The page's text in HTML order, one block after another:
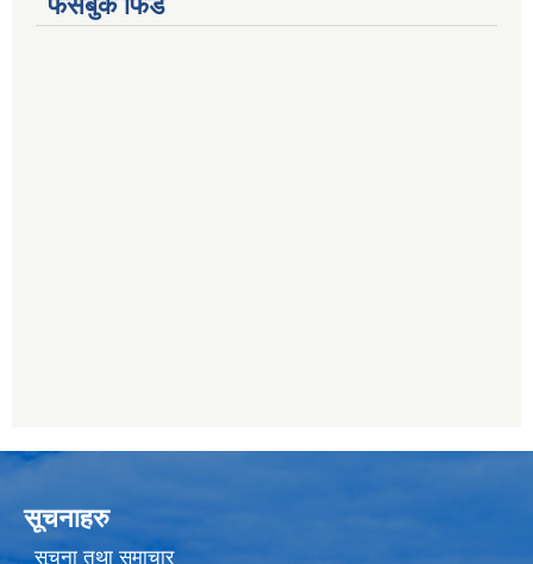
सूचनाहरु
सूचना तथा समाचार